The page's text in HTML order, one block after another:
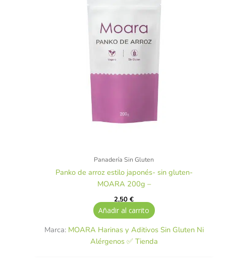
Panadería Sin Gluten
Panko de arroz estilo japonés- sin gluten-
MOARA 200g –
2,50€
Añadir al carrito
Marca: MOARA Harinas y Aditivos Sin Gluten Ni
Alérgenos ✅ Tienda